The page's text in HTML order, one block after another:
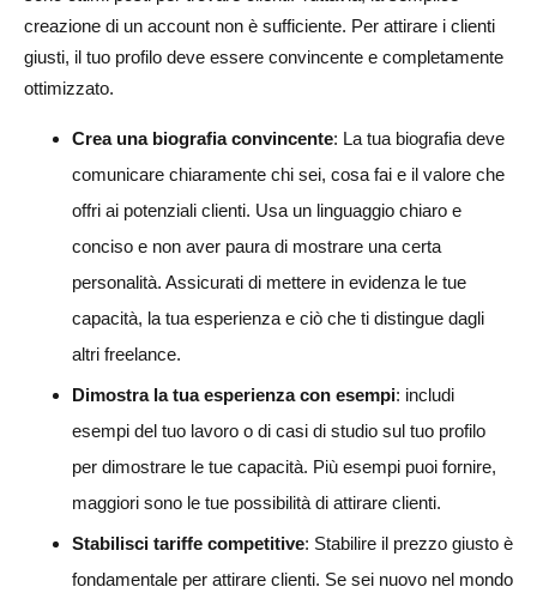
creazione di un account non è sufficiente. Per attirare i clienti
giusti, il tuo profilo deve essere convincente e completamente
ottimizzato.
Crea una biografia convincente: La tua biografia deve
comunicare chiaramente chi sei, cosa fai e il valore che
offri ai potenziali clienti. Usa un linguaggio chiaro e
conciso e non aver paura di mostrare una certa
personalità. Assicurati di mettere in evidenza le tue
capacità, la tua esperienza e ciò che ti distingue dagli
altri freelance.
Dimostra la tua esperienza con esempi: includi
esempi del tuo lavoro o di casi di studio sul tuo profilo
per dimostrare le tue capacità. Più esempi puoi fornire,
maggiori sono le tue possibilità di attirare clienti.
Stabilisci tariffe competitive: Stabilire il prezzo giusto è
fondamentale per attirare clienti. Se sei nuovo nel mondo